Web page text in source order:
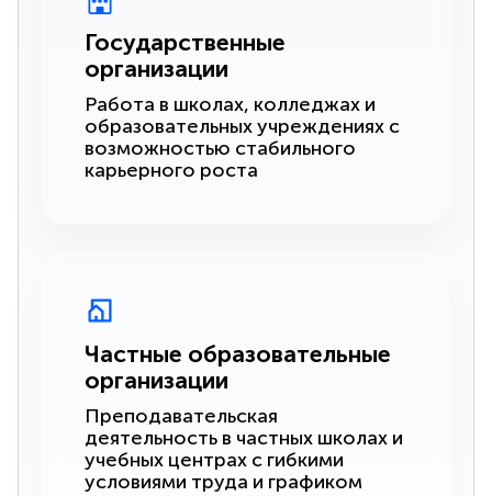
Государственные
организации
Работа в школах, колледжах и
образовательных учреждениях с
возможностью стабильного
карьерного роста
Частные образовательные
организации
Преподавательская
деятельность в частных школах и
учебных центрах с гибкими
условиями труда и графиком